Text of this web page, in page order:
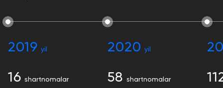
2019 yil
16 shartnomalar
2020 yil
58 shartnomalar